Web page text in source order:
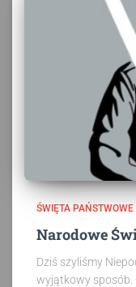
ŚWIĘTA PAŃSTWOWE
Narodowe
Dziś szyliśmy
wyjątkowy sposób.